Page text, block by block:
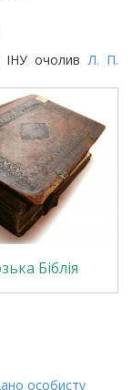
ІНУ очолив Л. П.
Біблія
особисту